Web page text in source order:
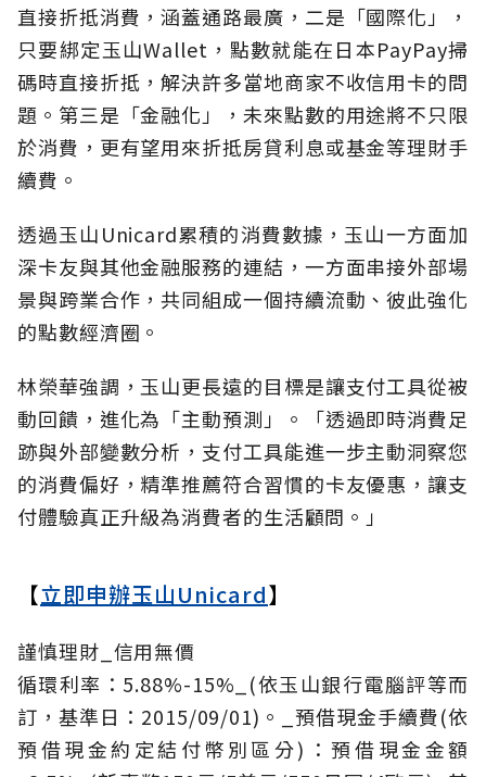
直接折抵消費，涵蓋通路最廣，二是「國際化」，
只要綁定玉山Wallet，點數就能在日本PayPay掃
碼時直接折抵，解決許多當地商家不收信用卡的問
題。第三是「金融化」，未來點數的用途將不只限
於消費，更有望用來折抵房貸利息或基金等理財手
續費。
透過玉山Unicard累積的消費數據，玉山一方面加
深卡友與其他金融服務的連結，一方面串接外部場
景與跨業合作，共同組成一個持續流動、彼此強化
的點數經濟圈。
林榮華強調，玉山更長遠的目標是讓支付工具從被
動回饋，進化為「主動預測」。「透過即時消費足
跡與外部變數分析，支付工具能進一步主動洞察您
的消費偏好，精準推薦符合習慣的卡友優惠，讓支
付體驗真正升級為消費者的生活顧問。」
【立即申辦玉山Unicard】
謹慎理財_信用無價
循環利率：5.88%-15%_(依玉山銀行電腦評等而
訂，基準日：2015/09/01)。_預借現金手續費(依
預借現金約定結付幣別區分)：預借現金金額